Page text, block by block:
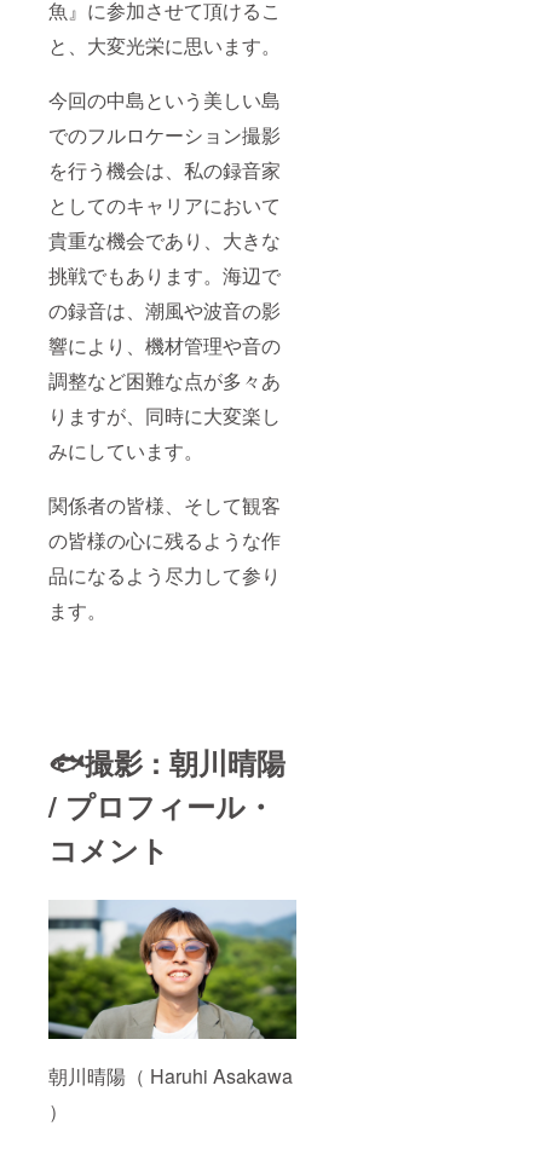
魚』に参加させて頂けるこ
と、大変光栄に思います。
今回の中島という美しい島
でのフルロケーション撮影
を行う機会は、私の録音家
としてのキャリアにおいて
貴重な機会であり、大きな
挑戦でもあります。海辺で
の録音は、潮風や波音の影
響により、機材管理や音の
調整など困難な点が多々あ
りますが、同時に大変楽し
みにしています。
関係者の皆様、そして観客
の皆様の心に残るような作
品になるよう尽力して参り
ます。
🐟撮影 : 朝川晴陽
/ プロフィール・
コメント
朝川晴陽（ Haruhi Asakawa
）